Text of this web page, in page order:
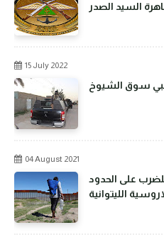
السيد الصدر
15 July 2022
04 August 2021
على الحدود
الليتوانية